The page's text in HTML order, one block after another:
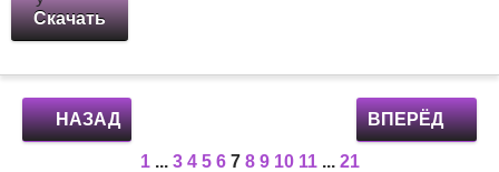
Скачать
НАЗАД ВПЕРЁД
1 ... 3 4 5 6 7 8 9 10 11 ... 21